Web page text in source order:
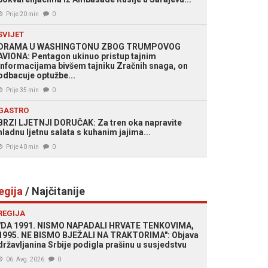
Prije 20 min 0
U WASHINGTONU ZBOG TRUMPOVOG
Pentagon ukinuo pristup tajnim
bivšem tajniku Zračnih snaga, on
optužbe...
Prije 35 min 0
LJETNJI DORUČAK: Za tren oka napravite
ljetnu salata s kuhanim jajima...
Prije 40 min 0
/ Najčitanije
1991. NISMO NAPADALI HRVATE TENKOVIMA,
NE BISMO BJEŽALI NA TRAKTORIMA": Objava
Srbije podigla prašinu u susjedstvu
06. Avg. 2026 0